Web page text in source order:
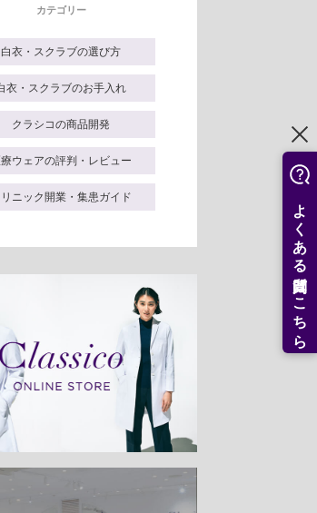
よくある質問はこちら
カテゴリー
白衣・スクラブの選び方
衣・スクラブのお手入れ
クラシコの商品開発
療ウェアの評判・レビュー
ニック開業・集患ガイド